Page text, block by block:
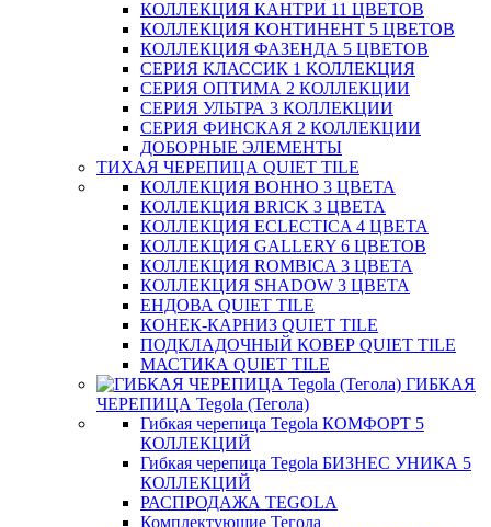
КОЛЛЕКЦИЯ КАНТРИ 11 ЦВЕТОВ
КОЛЛЕКЦИЯ КОНТИНЕНТ 5 ЦВЕТОВ
КОЛЛЕКЦИЯ ФАЗЕНДА 5 ЦВЕТОВ
СЕРИЯ КЛАССИК 1 КОЛЛЕКЦИЯ
СЕРИЯ ОПТИМА 2 КОЛЛЕКЦИИ
СЕРИЯ УЛЬТРА 3 КОЛЛЕКЦИИ
СЕРИЯ ФИНСКАЯ 2 КОЛЛЕКЦИИ
ДОБОРНЫЕ ЭЛЕМЕНТЫ
ТИХАЯ ЧЕРЕПИЦА QUIET TILE
КОЛЛЕКЦИЯ BOHHO 3 ЦВЕТА
КОЛЛЕКЦИЯ BRICK 3 ЦВЕТА
КОЛЛЕКЦИЯ ECLECTICA 4 ЦВЕТА
КОЛЛЕКЦИЯ GALLERY 6 ЦВЕТОВ
КОЛЛЕКЦИЯ ROMBICA 3 ЦВЕТА
КОЛЛЕКЦИЯ SHADOW 3 ЦВЕТА
ЕНДОВА QUIET TILE
КОНЕК-КАРНИЗ QUIET TILE
ПОДКЛАДОЧНЫЙ КОВЕР QUIET TILE
МАСТИКА QUIET TILE
ГИБКАЯ
ЧЕРЕПИЦА Tegola (Тегола)
Гибкая черепица Tegola КОМФОРТ 5
КОЛЛЕКЦИЙ
Гибкая черепица Tegola БИЗНЕС УНИКА 5
КОЛЛЕКЦИЙ
РАСПРОДАЖА TEGOLA
Комплектующие Тегола